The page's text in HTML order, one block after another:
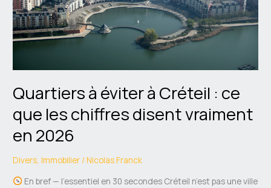
Quartiers à éviter à Créteil : ce
que les chiffres disent vraiment
en 2026
Divers,Immobilier /Nicolas Franck
En bref — l’essentiel en 30 secondes Créteil n’est pas une ville
:
ce
que
vraiment
2026